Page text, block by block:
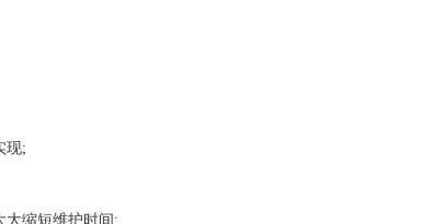
现;
缩短维护时间;